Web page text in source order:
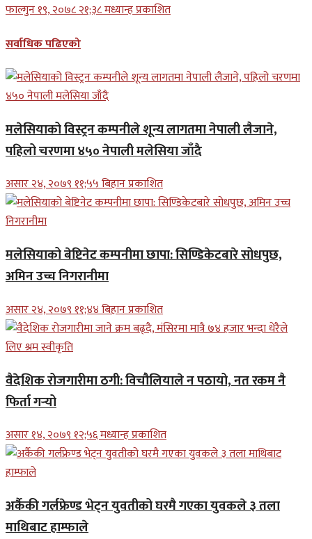
फाल्गुन १९, २०७८ २१;३८ मध्यान्ह प्रकाशित
सर्वाधिक पढिएको
मलेसियाको विस्ट्रन कम्पनीले शून्य लागतमा नेपाली लैजाने,
पहिलो चरणमा ४५० नेपाली मलेसिया जाँदै
असार २४, २०७९ ११;५५ बिहान प्रकाशित
मलेसियाको बेष्टिनेट कम्पनीमा छापा: सिण्डिकेटबारे सोधपुछ,
अमिन उच्च निगरानीमा
असार २४, २०७९ ११;४४ बिहान प्रकाशित
वैदेशिक रोजगारीमा ठगी: विचौलियाले न पठायो, नत रकम नै
फिर्ता गर्‍यो
असार १४, २०७९ १२;५६ मध्यान्ह प्रकाशित
अर्कैकी गर्लफ्रेण्ड भेट्न युवतीको घरमै गएका युवकले ३ तला
माथिबाट हाम्फाले